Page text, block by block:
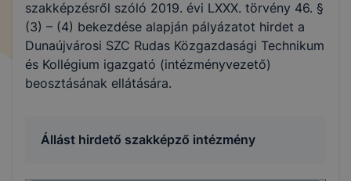
szakképzésről szóló 2019. évi LXXX. törvény 46. §
(3) – (4) bekezdése alapján pályázatot hirdet a
Dunaújvárosi SZC Rudas Közgazdasági Technikum
és Kollégium igazgató (intézményvezető)
beosztásának ellátására.
Állást hirdető szakképző intézmény